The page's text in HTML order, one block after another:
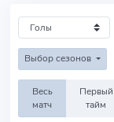
Выбор сезонов
Весь
матч
Первый
тайм